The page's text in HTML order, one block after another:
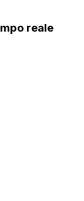
reale